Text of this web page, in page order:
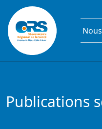
Aller au contenu principal
Publications